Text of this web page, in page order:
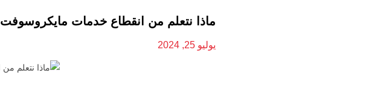
ماذا نتعلم من انقطاع خدمات مايكروسوفت
يوليو 25, 2024